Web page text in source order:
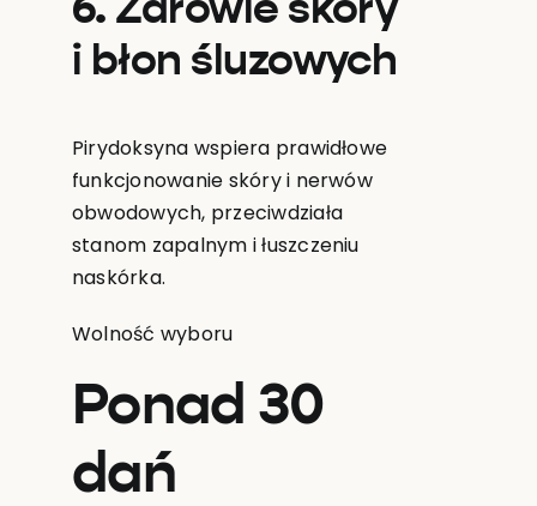
6. Zdrowie skóry
i błon śluzowych
Pirydoksyna wspiera prawidłowe
funkcjonowanie skóry i nerwów
obwodowych, przeciwdziała
stanom zapalnym i łuszczeniu
naskórka.
Wolność wyboru
Ponad 30
dań